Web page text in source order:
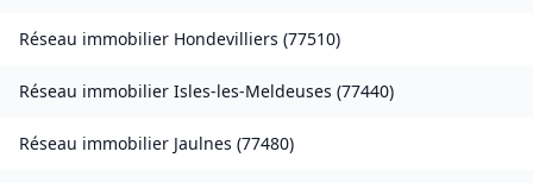
Réseau immobilier Hondevilliers (77510)
Réseau immobilier Isles-les-Meldeuses (77440)
Réseau immobilier Jaulnes (77480)